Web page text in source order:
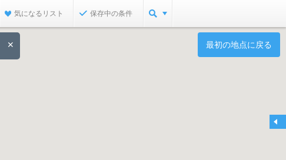
気になるリスト 保存中の条件
✕ 最初の地点に戻る